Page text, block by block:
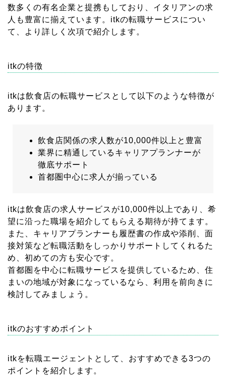
数多くの有名企業と提携もしており、イタリアンの求
人も豊富に揃えています。itkの転職サービスについ
て、より詳しく次項で紹介します。
itkの特徴
itkは飲食店の転職サービスとして以下のような特徴が
あります。
飲食店関係の求人数が10,000件以上と豊富
業界に精通しているキャリアプランナーが
徹底サポート
首都圏中心に求人が揃っている
itkは飲食店の求人サービスが10,000件以上であり、希
望に沿った職場を紹介してもらえる期待が持てます。
また、キャリアプランナーも履歴書の作成や添削、面
接対策など転職活動をしっかりサポートしてくれるた
め、初めての方も安心です。
首都圏を中心に転職サービスを提供しているため、住
まいの地域が対象になっているなら、利用を前向きに
検討してみましょう。
itkのおすすめポイント
itkを転職エージェントとして、おすすめできる3つの
ポイントを紹介します。